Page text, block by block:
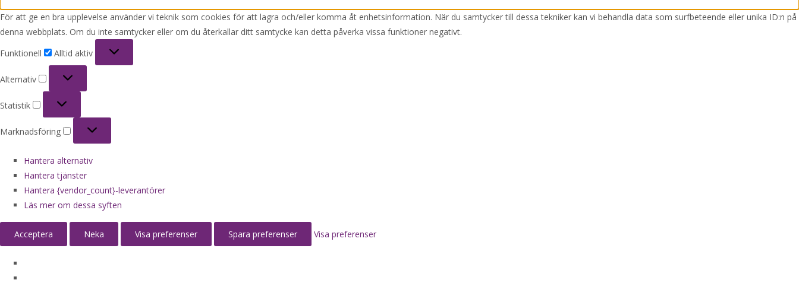
För att ge en bra upplevelse använder vi teknik som cookies för att lagra och/eller komma åt enhetsinformation. När du samtycker till dessa tekniker kan vi behandla data som surfbeteende eller unika ID:n på
denna webbplats. Om du inte samtycker eller om du återkallar ditt samtycke kan detta påverka vissa funktioner negativt.
Funktionell
Alltid aktiv
Alternativ
Statistik
Marknadsföring
Hantera alternativ
Hantera tjänster
Hantera {vendor_count}-leverantörer
Läs mer om dessa syften
Acceptera Neka Visa preferenser Spara preferenser Visa preferenser